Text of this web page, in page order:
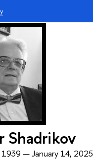
Shadrikov
— January 14, 2025